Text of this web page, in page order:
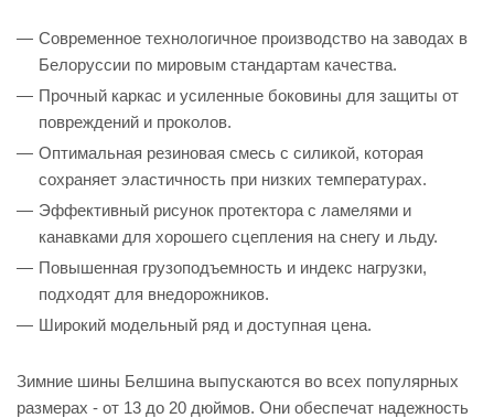
Современное технологичное производство на заводах в
Белоруссии по мировым стандартам качества.
Прочный каркас и усиленные боковины для защиты от
повреждений и проколов.
Оптимальная резиновая смесь с силикой, которая
сохраняет эластичность при низких температурах.
Эффективный рисунок протектора с ламелями и
канавками для хорошего сцепления на снегу и льду.
Повышенная грузоподъемность и индекс нагрузки,
подходят для внедорожников.
Широкий модельный ряд и доступная цена.
Зимние шины Белшина выпускаются во всех популярных
размерах - от 13 до 20 дюймов. Они обеспечат надежность